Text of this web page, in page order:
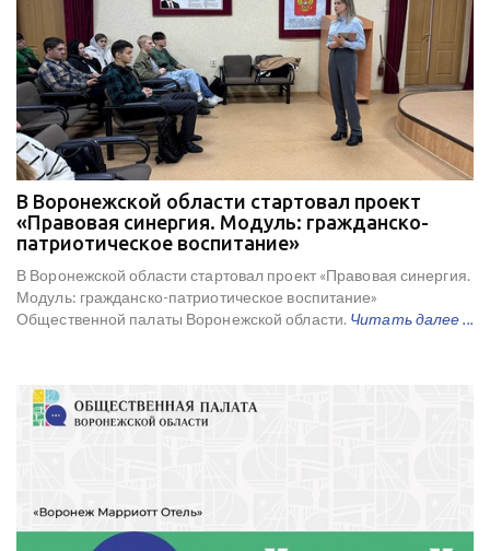
В Воронежской области стартовал проект
«Правовая синергия. Модуль: гражданско-
патриотическое воспитание»
В Воронежской области стартовал проект «Правовая синергия.
Модуль: гражданско-патриотическое воспитание»
Общественной палаты Воронежской области. Читать далее ...